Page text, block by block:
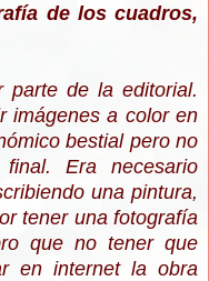
de los cuadros,
parte de la editorial.
imágenes a color en
bestial pero no
Era necesario
una pintura,
tener una fotografía
que no tener que
en internet la obra